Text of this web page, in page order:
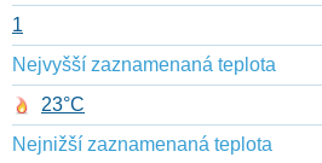
1
Nejvyšší zaznamenaná teplota
23°C
Nejnižší zaznamenaná teplota